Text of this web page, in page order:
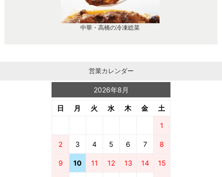
中華・高橋の冷凍総菜
営業カレンダー
2026年8月
日 月 火 水 木 金 土
1
2 3 4 5 6 7 8
9 10 11 12 13 14 15